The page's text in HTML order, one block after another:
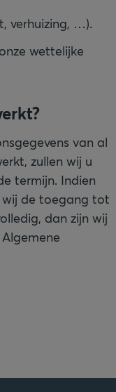
verhuizing, …).
wettelijke
van al
zullen wij u
termijn. Indien
wij de toegang tot
dan zijn wij